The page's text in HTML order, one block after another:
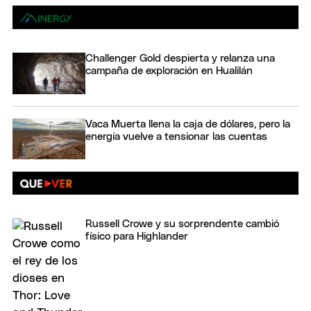
Challenger Gold despierta y relanza una
campaña de exploración en Hualilán
Vaca Muerta llena la caja de dólares, pero la
energía vuelve a tensionar las cuentas
Russell Crowe y su sorprendente cambió
físico para Highlander